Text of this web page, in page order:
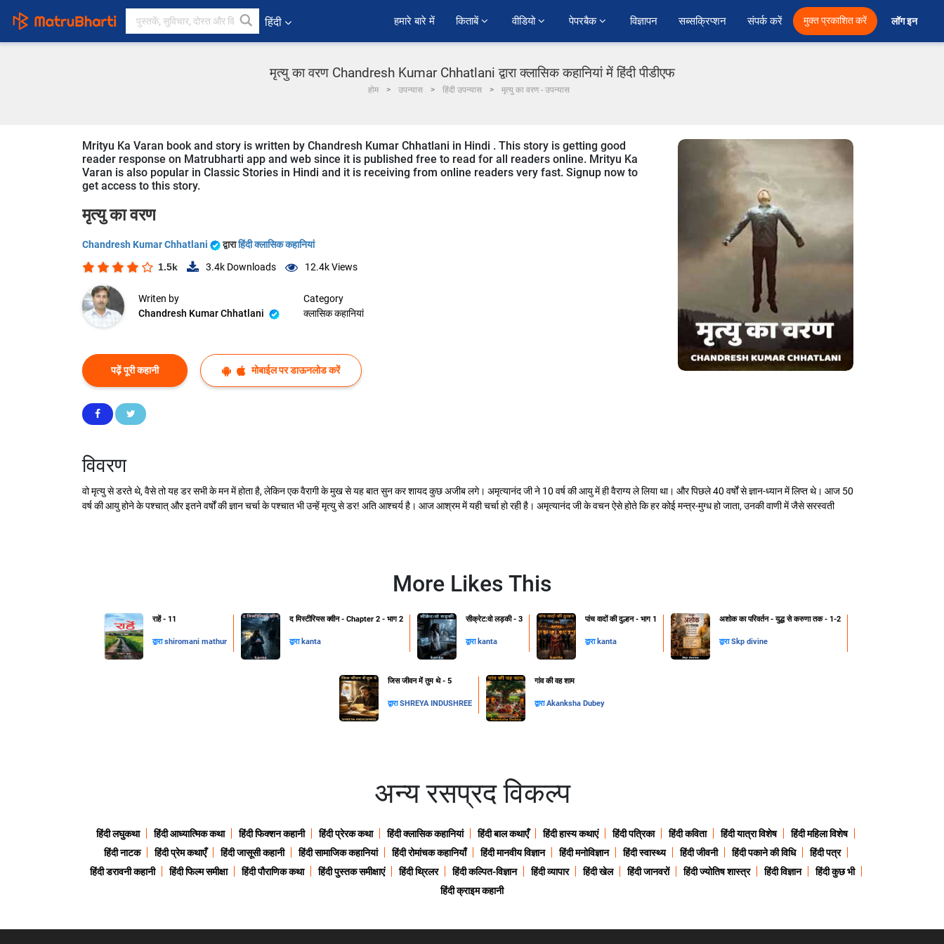
हिंदी हमारे बारे में किताबें वीडियो पेपरबैक विज्ञापन सब्सक्रिप्शन संपर्क करें मुक्त प्रकाशित करें लॉग इन
मृत्यु का वरण Chandresh Kumar Chhatlani द्वारा क्लासिक कहानियां में हिंदी पीडीएफ
होम उपन्यास हिंदी उपन्यास मृत्यु का वरण - उपन्यास
Mrityu Ka Varan book and story is written by Chandresh Kumar Chhatlani in Hindi . This story is getting good
reader response on Matrubharti app and web since it is published free to read for all readers online. Mrityu Ka
Varan is also popular in Classic Stories in Hindi and it is receiving from online readers very fast. Signup now to
get access to this story.
मृत्यु का वरण
Chandresh Kumar Chhatlani द्वाराहिंदी क्लासिक कहानियां
1.5k 3.4k Downloads 12.4kViews
Writen by
Chandresh Kumar Chhatlani
Category
क्लासिक कहानियां
पढ़ें पूरी कहानी मोबाईल पर डाऊनलोड करें
विवरण
वो मृत्यु से डरते थे, वैसे तो यह डर सभी के मन में होता है, लेकिन एक वैरागी के मुख से यह बात सुन कर शायद कुछ अजीब लगे। अमृत्यानंद जी ने 10 वर्ष की आयु में ही वैराग्य ले लिया था। और पिछले 40 वर्षों से ज्ञान-ध्यान में लिप्त थे। आज 50
वर्ष की आयु होने के पश्चात् और इतने वर्षों की ज्ञान चर्चा के पश्चात भी उन्हें मृत्यु से डर! अति आश्चर्य है। आज आश्रम में यही चर्चा हो रही है। अमृत्यानंद जी के वचन ऐसे होते कि हर कोई मन्त्र-मुग्ध हो जाता, उनकी वाणी में जैसे सरस्वती
More Likes This
राहें - 11
द्वाराshiromani mathur
द मिस्टीरियस क्वीन - Chapter 2 - भाग 2
द्वारा kanta
सीक्रेट:वो लड़की - 3
द्वारा kanta
पांच वादों की दुल्हन - भाग 1
द्वारा kanta
अशोक का परिवर्तन - युद्ध से करुणा तक - 1-2
द्वाराSkp divine
जिस जीवन में तुम थे - 5
द्वाराSHREYA INDUSHREE
गांव की वह शाम
द्वाराAkanksha Dubey
अन्य रसप्रद विकल्प
हिंदी लघुकथा हिंदी आध्यात्मिक कथा हिंदी फिक्शन कहानी हिंदी प्रेरक कथा हिंदी क्लासिक कहानियां हिंदी बाल कथाएँ हिंदी हास्य कथाएं हिंदी पत्रिका हिंदी कविता हिंदी यात्रा विशेष
हिंदी महिला विशेष
हिंदी नाटक
हिंदी प्रेम कथाएँ हिंदी जासूसी कहानी हिंदी सामाजिक कहानियां हिंदी रोमांचक कहानियाँ हिंदी मानवीय विज्ञान हिंदी मनोविज्ञान हिंदी स्वास्थ्य हिंदी जीवनी हिंदी पकाने की विधि
हिंदी पत्र
हिंदी डरावनी कहानी
हिंदी फिल्म समीक्षा हिंदी पौराणिक कथा हिंदी पुस्तक समीक्षाएं हिंदी थ्रिलर हिंदी कल्पित-विज्ञान हिंदी व्यापार हिंदी खेल हिंदी जानवरों हिंदी ज्योतिष शास्त्र हिंदी विज्ञान
हिंदी कुछ भी
हिंदी क्राइम कहानी